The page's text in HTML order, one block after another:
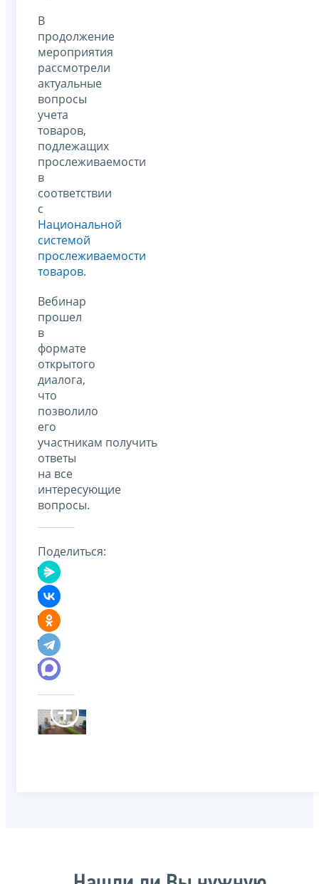
В
продолжение
мероприятия
рассмотрели
актуальные
вопросы
учета
товаров,
подлежащих
прослеживаемости
в
соответствии
с
Национальной
системой
прослеживаемости
товаров.
Вебинар
прошел
в
формате
открытого
диалога,
что
позволило
его
участникам получить
ответы
на все
интересующие
вопросы.
Поделиться: